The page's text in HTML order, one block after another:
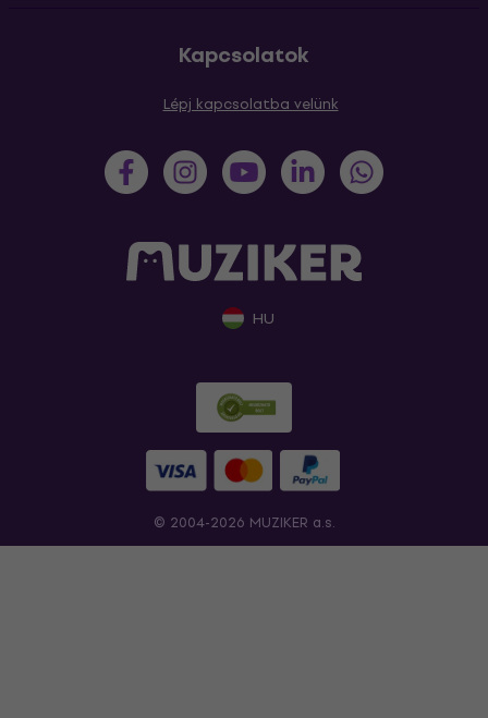
Kapcsolatok
Lépj kapcsolatba velünk
HU
© 2004-2026 MUZIKER a.s.